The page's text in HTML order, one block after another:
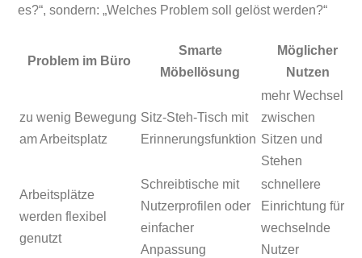
es?“, sondern: „Welches Problem soll gelöst werden?“
Problem im Büro
Smarte
Möbellösung
Möglicher
Nutzen
zu wenig Bewegung
am Arbeitsplatz
Sitz-Steh-Tisch mit
Erinnerungsfunktion
mehr Wechsel
zwischen
Sitzen und
Stehen
Arbeitsplätze
werden flexibel
genutzt
Schreibtische mit
Nutzerprofilen oder
einfacher
Anpassung
schnellere
Einrichtung für
wechselnde
Nutzer